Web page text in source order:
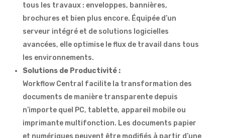
tous les travaux : enveloppes, bannières,
brochures et bien plus encore. Équipée d’un
serveur intégré et de solutions logicielles
avancées, elle optimise le flux de travail dans tous
les environnements.
Solutions de Productivité :
Workflow Central facilite la transformation des
documents de manière transparente depuis
n’importe quel PC, tablette, appareil mobile ou
imprimante multifonction. Les documents papier
et numériques peuvent être modifiés à partir d’une